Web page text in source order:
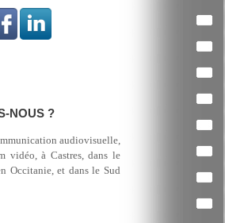
NOUS ?
audiovisuelle,
vidéo, à Castres, dans le
Occitanie, et dans le Sud